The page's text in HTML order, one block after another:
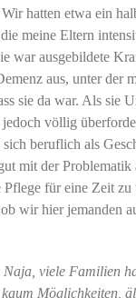
hatten etwa ein
meine Eltern
war ausgebildete
aus, unter der
sie da war. Als sie
völlig
beruflich als
mit der Problematik
für eine Zeit zu
wir hier jemanden
Naja, viele Familien
Möglichkeiten,